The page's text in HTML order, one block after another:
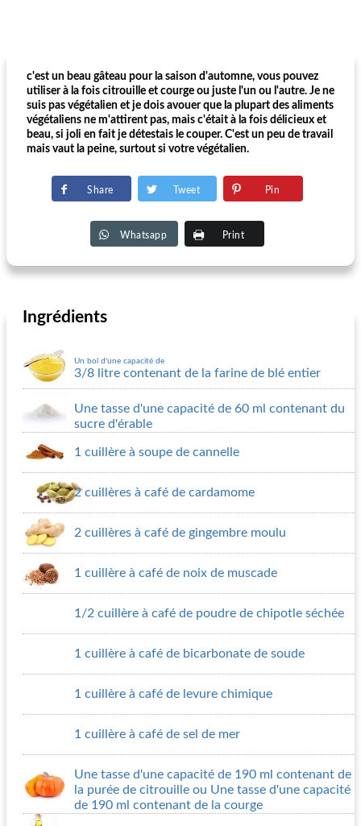
c'est un beau gâteau pour la saison d'automne, vous pouvez
utiliser à la fois citrouille et courge ou juste l'un ou l'autre. Je ne
suis pas végétalien et je dois avouer que la plupart des aliments
végétaliens ne m'attirent pas, mais c'était à la fois délicieux et
beau, si joli en fait je détestais le couper. C'est un peu de travail
mais vaut la peine, surtout si votre végétalien.
Share Tweet Pin
Whatsapp Print
Ingrédients
Un bol d'une capacité de
3/8 litre contenant de la farine de blé entier
Une tasse d'une capacité de 60 ml contenant du
sucre d'érable
1 cuillère à soupe de cannelle
2 cuillères à café de cardamome
2 cuillères à café de gingembre moulu
1 cuillère à café de noix de muscade
1/2 cuillère à café de poudre de chipotle séchée
1 cuillère à café de bicarbonate de soude
1 cuillère à café de levure chimique
1 cuillère à café de sel de mer
Une tasse d'une capacité de 190 ml contenant de
la purée de citrouille ou Une tasse d'une capacité
de 190 ml contenant de la courge